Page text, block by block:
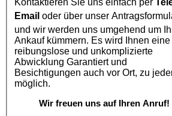
Email oder über unser
und wir werden uns umgehend um
Ankauf kümmern. Es wird Ihnen eine
reibungslose und unkomplizierte
Abwicklung Garantiert und
Besichtigungen auch vor Ort, zu
möglich.
Wir freuen uns auf Ihren Anruf!